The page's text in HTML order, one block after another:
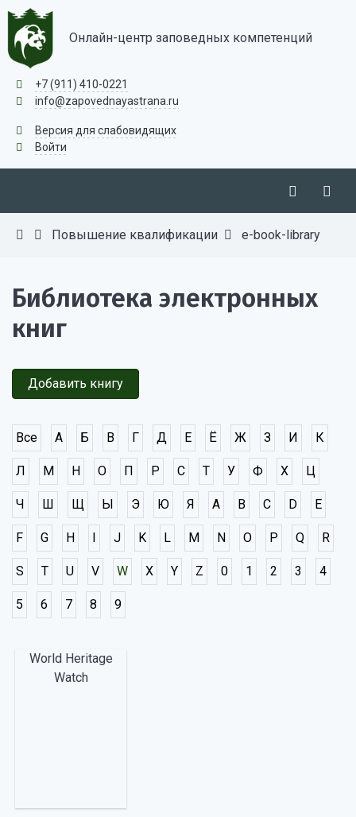
Онлайн-центр заповедных компетенций
+7 (911) 410-0221
info@zapovednayastrana.ru
Версия для слабовидящих
Войти
Повышение квалификации e-book-library
Библиотека электронных
книг
Добавить книгу
Все А Б В Г Д Е Ё Ж З И К
Л М Н О П Р С Т У Ф Х Ц
Ч Ш Щ Ы Э Ю Я A B C D E
F G H I J K L M N O P Q R
S T U V W X Y Z 0 1 2 3 4
5 6 7 8 9
World Heritage
Watch